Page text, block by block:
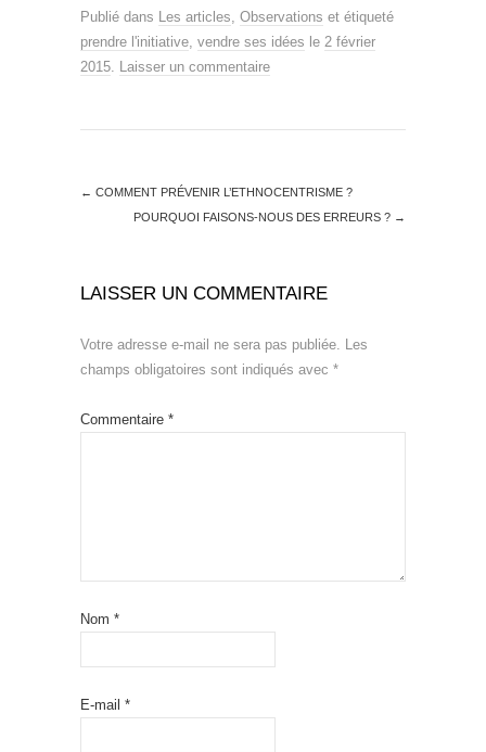
Publié dans Les articles, Observations et étiqueté
prendre l'initiative, vendre ses idées le 2 février
2015. Laisser un commentaire
← COMMENT PRÉVENIR L’ETHNOCENTRISME ?
POURQUOI FAISONS-NOUS DES ERREURS ? →
LAISSER UN COMMENTAIRE
Votre adresse e-mail ne sera pas publiée. Les
champs obligatoires sont indiqués avec *
Commentaire *
Nom *
E-mail *